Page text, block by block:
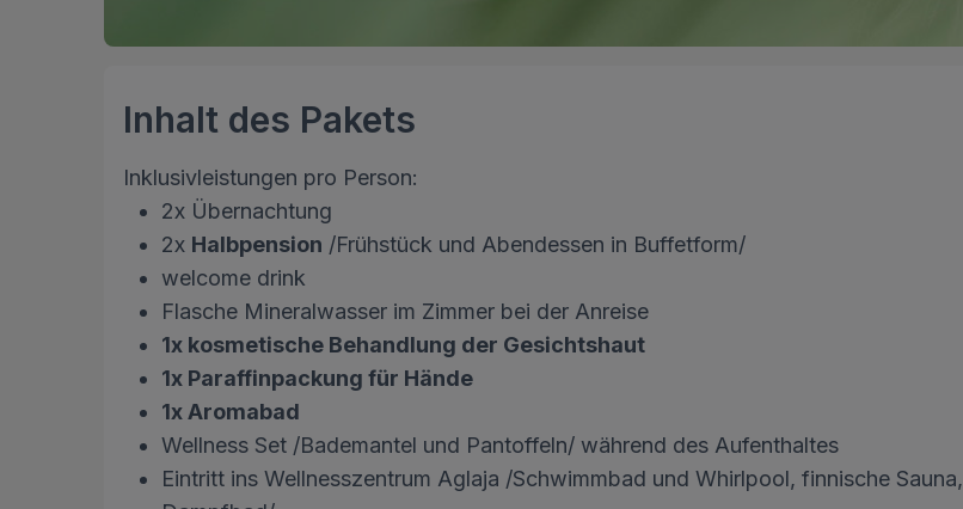
Inhalt des Pakets
Inklusivleistungen pro Person:
2x Übernachtung
2x Halbpension /Frühstück und Abendessen in Buffetform/
welcome drink
Flasche Mineralwasser im Zimmer bei der Anreise
1x kosmetische Behandlung der Gesichtshaut
1x Paraffinpackung für Hände
1x Aromabad
Wellness Set /Bademantel und Pantoffeln/ während des Aufenthaltes
Eintritt ins Wellnesszentrum Aglaja /Schwimmbad und Whirlpool, finnische Sauna,